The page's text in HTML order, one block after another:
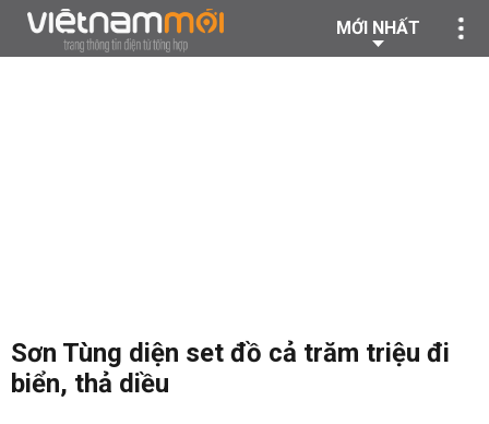
MỚI NHẤT
Sơn Tùng diện set đồ cả trăm triệu đi
biển, thả diều